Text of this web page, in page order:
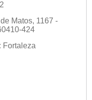
Matos, 1167 -
424
Fortaleza